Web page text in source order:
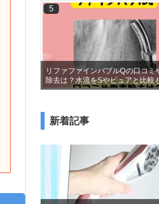
リファファインバブルQの口コミ
除去は？水流をSやピュアと比較
新着記事